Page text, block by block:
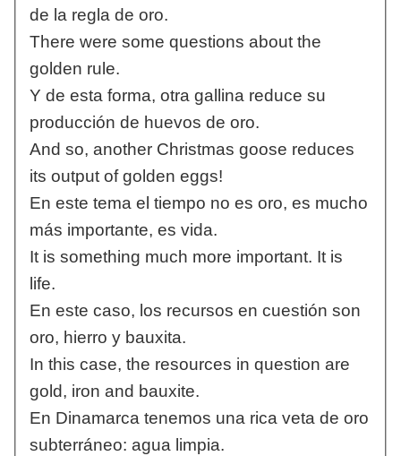
de la regla de oro.
There were some questions about the
golden rule.
Y de esta forma, otra gallina reduce su
producción de huevos de oro.
And so, another Christmas goose reduces
its output of golden eggs!
En este tema el tiempo no es oro, es mucho
más importante, es vida.
It is something much more important. It is
life.
En este caso, los recursos en cuestión son
oro, hierro y bauxita.
In this case, the resources in question are
gold, iron and bauxite.
En Dinamarca tenemos una rica veta de oro
subterráneo: agua limpia.